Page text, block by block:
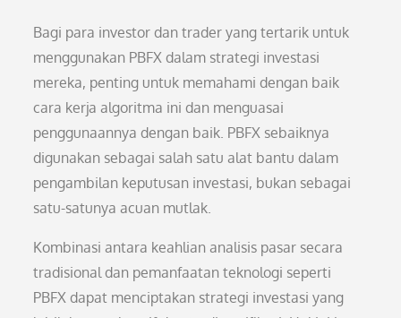
Bagi para investor dan trader yang tertarik untuk
menggunakan PBFX dalam strategi investasi
mereka, penting untuk memahami dengan baik
cara kerja algoritma ini dan menguasai
penggunaannya dengan baik. PBFX sebaiknya
digunakan sebagai salah satu alat bantu dalam
pengambilan keputusan investasi, bukan sebagai
satu-satunya acuan mutlak.
Kombinasi antara keahlian analisis pasar secara
tradisional dan pemanfaatan teknologi seperti
PBFX dapat menciptakan strategi investasi yang